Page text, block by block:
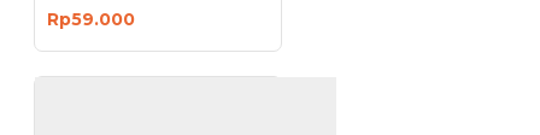
Rp59.000